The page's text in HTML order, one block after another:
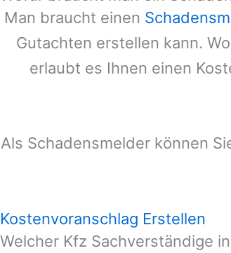
Man braucht einen
Gutachten erstellen kann.
erlaubt es Ihnen einen
Als Schadensmelder können
Kostenvoranschlag Erstellen
Welcher Kfz Sachverständige